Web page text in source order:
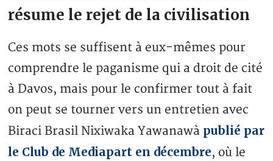
résume le rejet de la civilisation
Ces mots se suffisent à eux-mêmes pour
comprendre le paganisme qui a droit de cité
à Davos, mais pour le confirmer tout à fait
on peut se tourner vers un entretien avec
Biraci Brasil Nixiwaka Yawanawà publié par
le Club de Mediapart en décembre, où le